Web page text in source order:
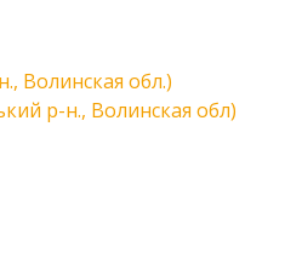
Волинская обл.)
р-н., Волинская обл)